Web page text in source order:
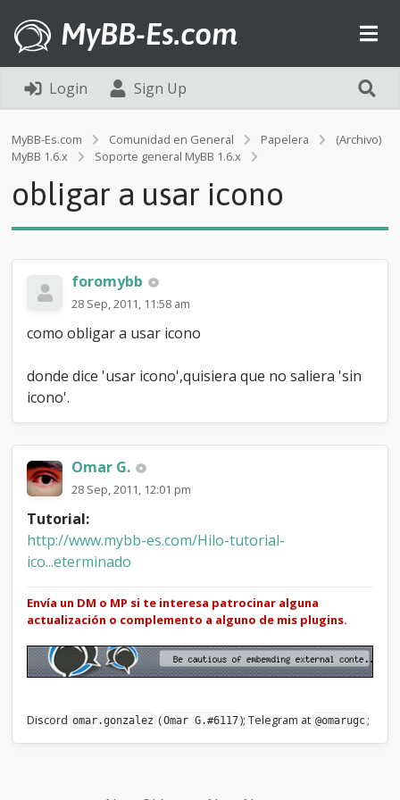
MyBB-Es.com
Login Sign Up
MyBB-Es.com Comunidad en General Papelera
(Archivo)
MyBB 1.6.x
Soporte general MyBB 1.6.x
l
i
g
r
c
o
obligar a usar icono
foromybb
28 Sep, 2011, 11:58 am
como obligar a usar icono
donde dice 'usar icono',quisiera que no saliera 'sin
icono'.
Omar G.
28 Sep, 2011, 12:01 pm
Tutorial:
http://www.mybb-es.com/Hilo-tutorial-
ico...eterminado
Envía un DM o MP si te interesa patrocinar alguna
actualización o complemento a alguno de mis plugins.
Discord omar.gonzalez (Omar G.#6117); Telegram at @omarugc ;